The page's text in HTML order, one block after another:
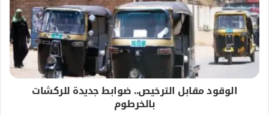
الوقود مقابل الترخيص.. ضوابط جديدة للركشات
بالخرطوم